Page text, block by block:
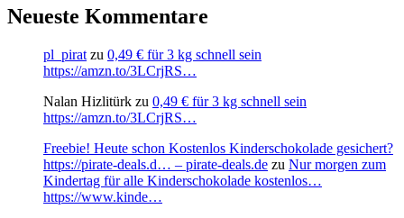
Neueste Kommentare
pl_pirat zu 0,49 € für 3 kg schnell sein
https://amzn.to/3LCrjRS…
Nalan Hizlitürk zu 0,49 € für 3 kg schnell sein
https://amzn.to/3LCrjRS…
Freebie! Heute schon Kostenlos Kinderschokolade gesichert?
https://pirate-deals.d… – pirate-deals.de zu Nur morgen zum
Kindertag für alle Kinderschokolade kostenlos…
https://www.kinde…